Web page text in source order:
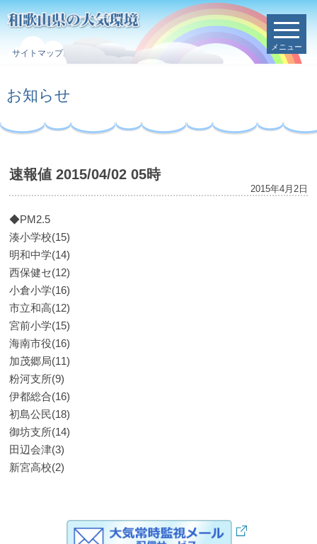
サイトマップ
メニュー
お知らせ
速報値 2015/04/02 05時
2015年4月2日
◆PM2.5
湊小学校(15)
明和中学(14)
西保健セ(12)
小倉小学(16)
市立和高(12)
宮前小学(15)
海南市役(16)
加茂郷局(11)
粉河支所(9)
伊都総合(16)
初島公民(18)
御坊支所(14)
田辺会津(3)
新宮高校(2)